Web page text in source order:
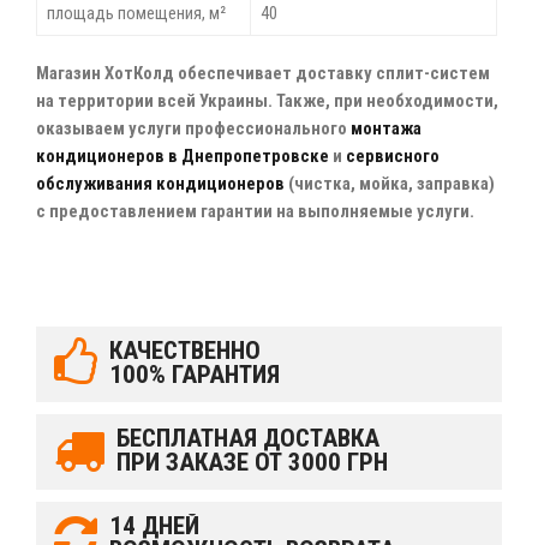
площадь помещения, м² 40
Магазин ХотКолд обеспечивает доставку сплит-систем
на территории всей Украины. Также, при необходимости,
оказываем услуги профессионального монтажа
кондиционеров в Днепропетровске и сервисного
обслуживания кондиционеров (чистка, мойка, заправка)
с предоставлением гарантии на выполняемые услуги.
КАЧЕСТВЕННО
100% ГАРАНТИЯ
БЕСПЛАТНАЯ ДОСТАВКА
ПРИ ЗАКАЗЕ ОТ 3000 ГРН
14 ДНЕЙ